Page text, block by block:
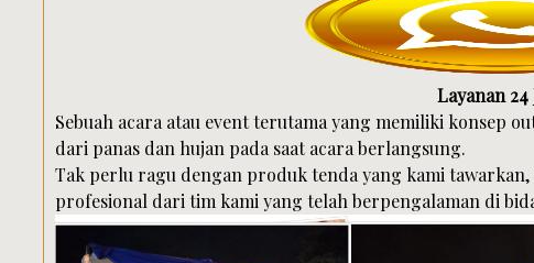
Layanan 24
Sebuah acara atau event terutama yang memiliki konsep
dari panas dan hujan pada saat acara berlangsung.
Tak perlu ragu dengan produk tenda yang kami
profesional dari tim kami yang telah berpengalaman di